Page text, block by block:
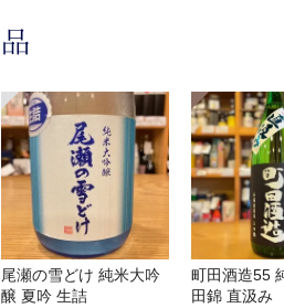
尾瀬の雪どけ 純米大吟
醸 夏吟 生詰
町田酒造55
田錦 直汲み